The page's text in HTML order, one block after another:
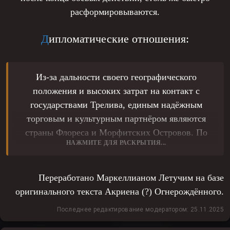
расформировываются.
Дипломатические отношения:
Из-за дальности своего географического
положения и высоких затрат на контакт с
государствами Трелива, единым надёжным
торговым и культурным партнёром являются
страны Флореса и Морфитских Островов. По
причине подобного о Кальдоре в основном
Для остальных же он недосягаемая земля,
покрытая туманом неизвестности.
орфитские острова - активные торговые
отношения.
НАЖМИТЕ ДЛЯ РАСКРЫТИЯ...
Переработано Маркеллианом Летучим на базе
оригинального текста Акриена (?) Огнерождённого.
Последнее редактирование модератором: 25.11.2025